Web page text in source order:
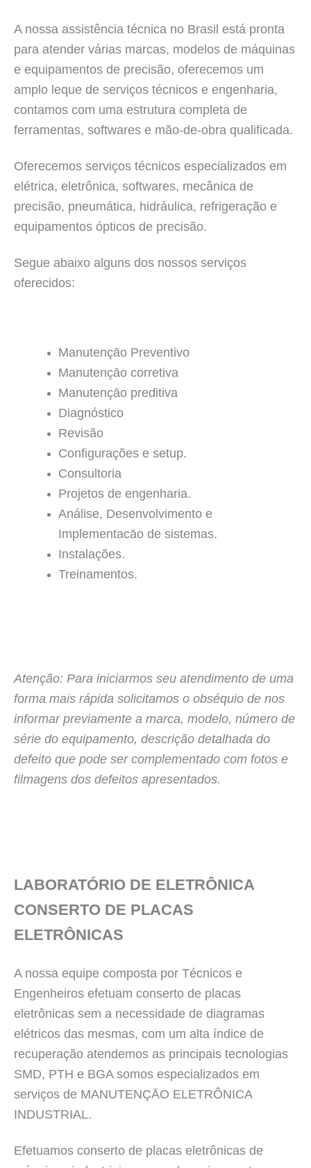
A nossa assistência técnica no Brasil está pronta
para atender várias marcas, modelos de máquinas
e equipamentos de precisão, oferecemos um
amplo leque de serviços técnicos e engenharia,
contamos com uma estrutura completa de
ferramentas, softwares e mão-de-obra qualificada.
Oferecemos serviços técnicos especializados em
elétrica, eletrônica, softwares, mecânica de
precisão, pneumática, hidráulica, refrigeração e
equipamentos ópticos de precisão.
Segue abaixo alguns dos nossos serviços
oferecidos:
Manutençāo Preventivo
Manutençāo corretiva
Manutençāo preditiva
Diagnóstico
Revisão
Configurações e setup.
Consultoria
Projetos de engenharia.
Análise, Desenvolvimento e
Implementacāo de sistemas.
Instalações.
Treinamentos.
Atenção: Para iniciarmos seu atendimento de uma
forma mais rápida solicitamos o obséquio de nos
informar previamente a marca, modelo, número de
série do equipamento, descrição detalhada do
defeito que pode ser complementado com fotos e
filmagens dos defeitos apresentados.
LABORATÓRIO DE ELETRÔNICA
CONSERTO DE PLACAS
ELETRÔNICAS
A nossa equipe composta por Técnicos e
Engenheiros efetuam conserto de placas
eletrônicas sem a necessidade de diagramas
elétricos das mesmas, com um alta índice de
recuperação atendemos as principais tecnologias
SMD, PTH e BGA somos especializados em
serviços de MANUTENÇĀO ELETRÔNICA
INDUSTRIAL.
Efetuamos conserto de placas eletrônicas de